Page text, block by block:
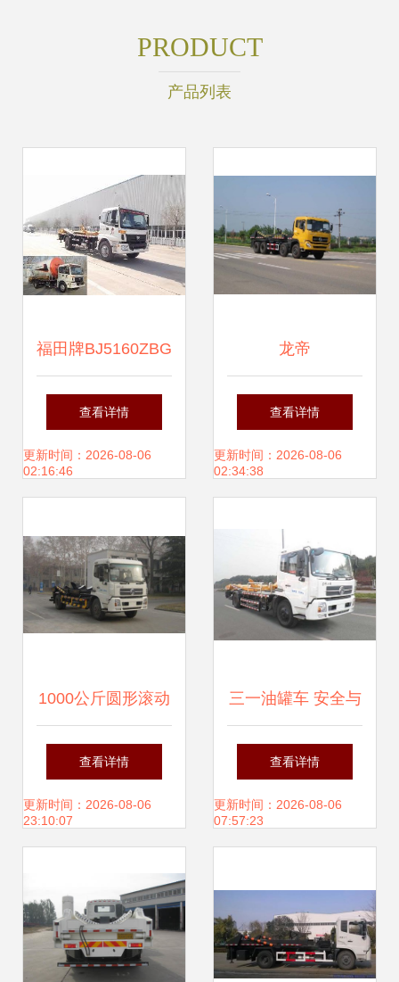
PRODUCT
产品列表
福田牌BJ5160ZBG
背罐车 水泥运输的
专业高效解决方案
查看详情
更新时间：2026-08-06
02:16:46
龙帝
SLA5310ZBGDFL
背罐车 高效运输的
查看详情
更新时间：2026-08-06
02:34:38
1000公斤圆形滚动
铸铁砝码 天津宏中
厂家报价与油罐车
查看详情
更新时间：2026-08-06
23:10:07
三一油罐车 安全与
智能的移动能源解
决方案
查看详情
更新时间：2026-08-06
07:57:23